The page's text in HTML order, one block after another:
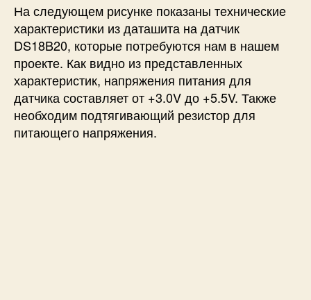
На следующем рисунке показаны технические
характеристики из даташита на датчик
DS18B20, которые потребуются нам в нашем
проекте. Как видно из представленных
характеристик, напряжения питания для
датчика составляет от +3.0V до +5.5V. Также
необходим подтягивающий резистор для
питающего напряжения.